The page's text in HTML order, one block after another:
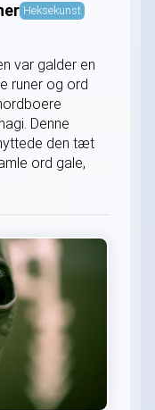
Heksekunst
var galder en
runer og ord
Denne
den tæt
ord gale,